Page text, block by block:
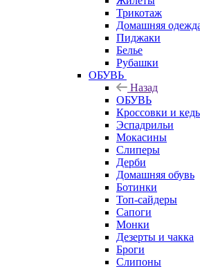
Трикотаж
Домашняя
Пиджаки
Белье
Рубашки
ОБУВЬ
Назад
ОБУВЬ
Кроссовки и
Эспадрильи
Мокасины
Слиперы
Дерби
Домашняя обувь
Ботинки
Топ-сайдеры
Сапоги
Монки
Дезерты и чакка
Броги
Слипоны